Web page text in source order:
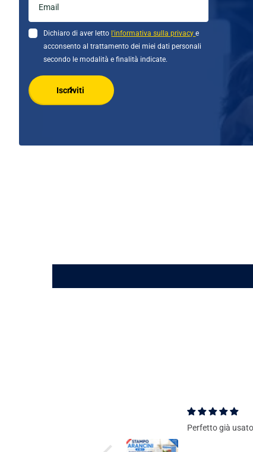
Dichiaro di aver letto l'informativa sulla privacye
acconsento al trattamento dei miei dati personali
secondo le modalità e finalità indicate.
Iscriviti
Perfetto già usato